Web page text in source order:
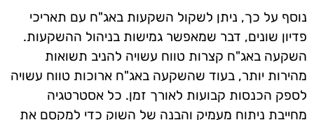
נוסף על כך, ניתן לשקול השקעות באג"ח עם תאריכי
פדיון שונים, דבר שמאפשר גמישות בניהול ההשקעות.
השקעה באג"ח קצרות טווח עשויה להניב תשואות
מהירות יותר, בעוד שהשקעה באג"ח ארוכות טווח עשויה
לספק הכנסות קבועות לאורך זמן. כל אסטרטגיה
מחייבת ניתוח מעמיק והבנה של השוק כדי למקסם את